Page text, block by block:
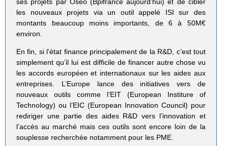
ses projets par Oséo (Bpifrance aujourd’hui) et de cibler
les nouveaux projets via un outil appelé ISI sur des
montants beaucoup moins importants, de 6 à 50M€
environ.
En fin, si l’état finance principalement de la R&D, c’est tout
simplement qu’il lui est difficile de financer autre chose vu
les accords européen et internationaux sur les aides aux
entreprises. L’Europe lance des initiatives vers de
nouveaux outils comme l’EIT (European Institure of
Technology) ou l’EIC (European Innovation Council) pour
rediriger une partie des aides R&D vers l’innovation et
l’accès au marché mais ces outils sont encore loin de la
souplesse recherchée notamment pour les PME.